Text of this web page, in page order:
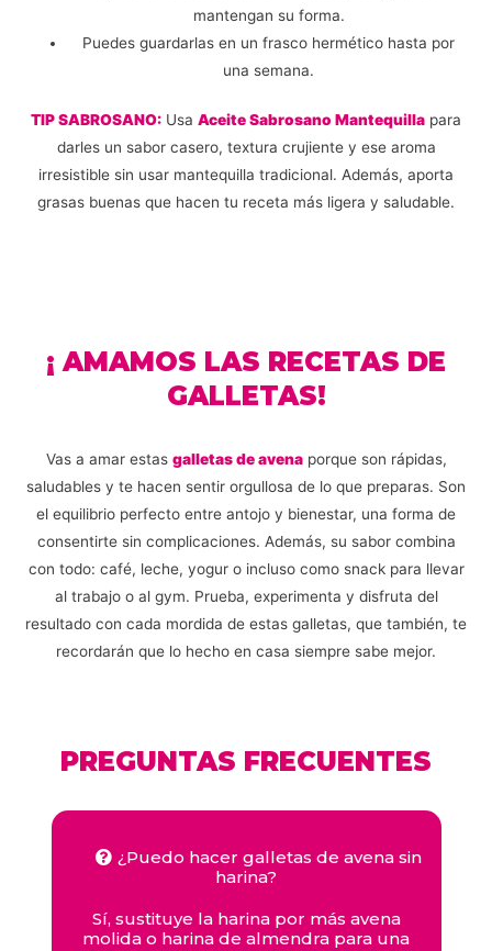
mantengan su forma.
Puedes guardarlas en un frasco hermético hasta por
una semana.
TIP SABROSANO: Usa Aceite Sabrosano Mantequilla para
darles un sabor casero, textura crujiente y ese aroma
irresistible sin usar mantequilla tradicional. Además, aporta
grasas buenas que hacen tu receta más ligera y saludable.
¡ AMAMOS LAS RECETAS DE
GALLETAS!
Vas a amar estas galletas de avenaporque son rápidas,
saludables y te hacen sentir orgullosa de lo que preparas. Son
el equilibrio perfecto entre antojo y bienestar, una forma de
consentirte sin complicaciones. Además, su sabor combina
con todo: café, leche, yogur o incluso como snack para llevar
al trabajo o al gym. Prueba, experimenta y disfruta del
resultado con cada mordida de estas galletas, que también, te
recordarán que lo hecho en casa siempre sabe mejor.
PREGUNTAS FRECUENTES
¿Puedo hacer galletas de avena sin
harina?
Sí, sustituye la harina por más avena
molida o harina de almendra para una